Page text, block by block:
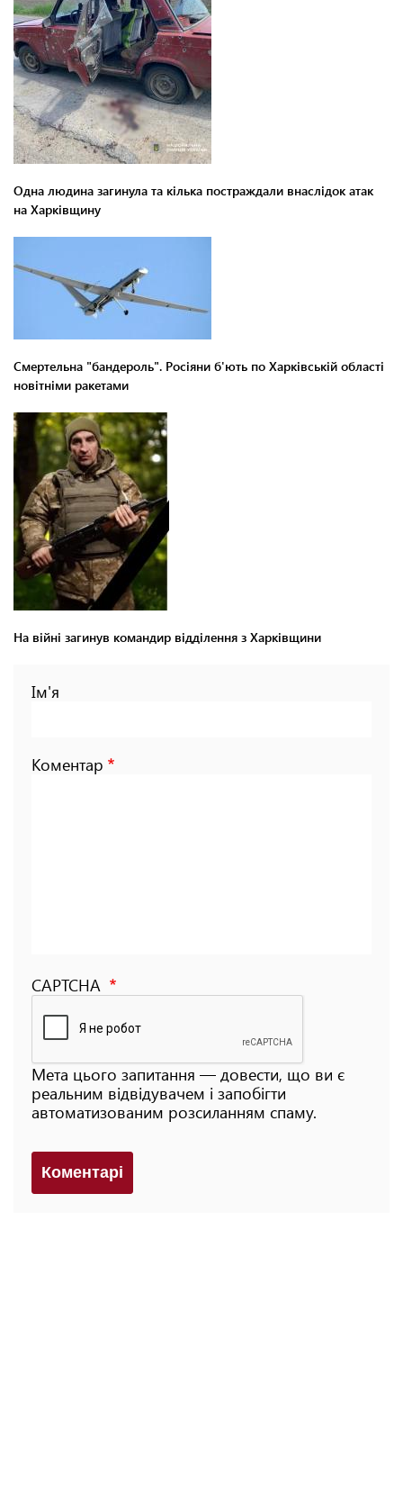
Одна людина загинула та кілька постраждали внаслідок атак
на Харківщину
Смертельна "бандероль". Росіяни б'ють по Харківській області
новітніми ракетами
На війні загинув командир відділення з Харківщини
Ім'я
Коментар
CAPTCHA
Мета цього запитання — довести, що ви є
реальним відвідувачем і запобігти
автоматизованим розсиланням спаму.
Коментарi